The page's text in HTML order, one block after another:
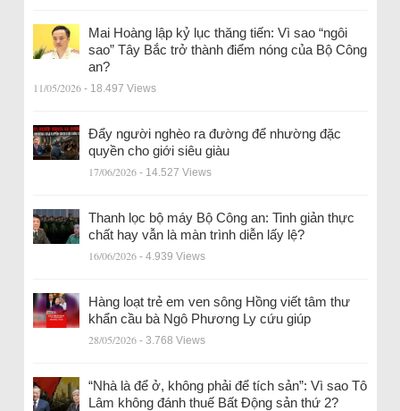
Mai Hoàng lập kỷ lục thăng tiến: Vì sao “ngôi
sao” Tây Bắc trở thành điểm nóng của Bộ Công
an?
11/05/2026 - 18.497 Views
Đẩy người nghèo ra đường để nhường đặc
quyền cho giới siêu giàu
17/06/2026 - 14.527 Views
Thanh lọc bộ máy Bộ Công an: Tinh giản thực
chất hay vẫn là màn trình diễn lấy lệ?
16/06/2026 - 4.939 Views
Hàng loạt trẻ em ven sông Hồng viết tâm thư
khẩn cầu bà Ngô Phương Ly cứu giúp
28/05/2026 - 3.768 Views
“Nhà là để ở, không phải để tích sản”: Vì sao Tô
Lâm không đánh thuế Bất Động sản thứ 2?